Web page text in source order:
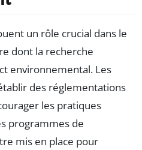
un rôle crucial dans le
dont la recherche
environnemental. Les
des réglementations
les pratiques
programmes de
mis en place pour